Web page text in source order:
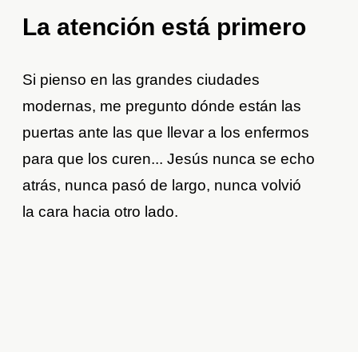
La atención está primero
Si pienso en las grandes ciudades
modernas, me pregunto dónde están las
puertas ante las que llevar a los enfermos
para que los curen... Jesús nunca se echo
atrás, nunca pasó de largo, nunca volvió
la cara hacia otro lado.